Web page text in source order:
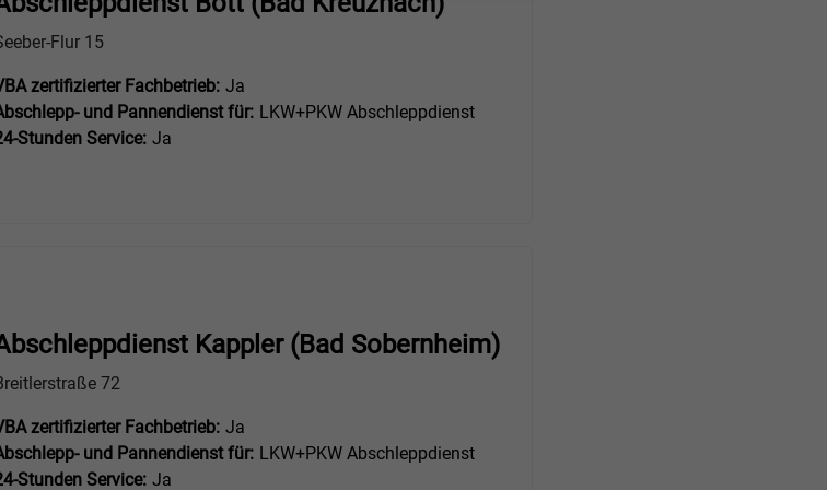
Flur 15
zertifizierter Fachbetrieb: Ja
und Pannendienst für: LKW+PKW Abschleppdienst
Stunden Service: Ja
Kappler (Bad Sobernheim)
72
zertifizierter Fachbetrieb: Ja
und Pannendienst für: LKW+PKW Abschleppdienst
Stunden Service: Ja